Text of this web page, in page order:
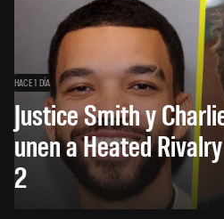
HACE 1 DÍA
Justice Smith y
unen a Heated
2